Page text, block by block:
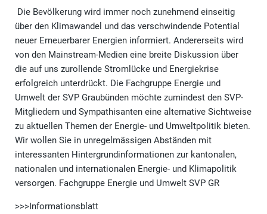
Die Bevölkerung wird immer noch zunehmend einseitig
über den Klimawandel und das verschwindende Potential
neuer Erneuerbarer Energien informiert. Andererseits wird
von den Mainstream-Medien eine breite Diskussion über
die auf uns zurollende Stromlücke und Energiekrise
erfolgreich unterdrückt. Die Fachgruppe Energie und
Umwelt der SVP Graubünden möchte zumindest den SVP-
Mitgliedern und Sympathisanten eine alternative Sichtweise
zu aktuellen Themen der Energie- und Umweltpolitik bieten.
Wir wollen Sie in unregelmässigen Abständen mit
interessanten Hintergrundinformationen zur kantonalen,
nationalen und internationalen Energie- und Klimapolitik
versorgen. Fachgruppe Energie und Umwelt SVP GR
>>>Informationsblatt